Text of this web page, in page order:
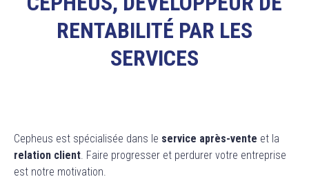
RENTABILITÉ PAR LES
SERVICES
Cepheus est spécialisée dans le service après-vente et la
relation client. Faire progresser et perdurer votre entreprise
est notre motivation.